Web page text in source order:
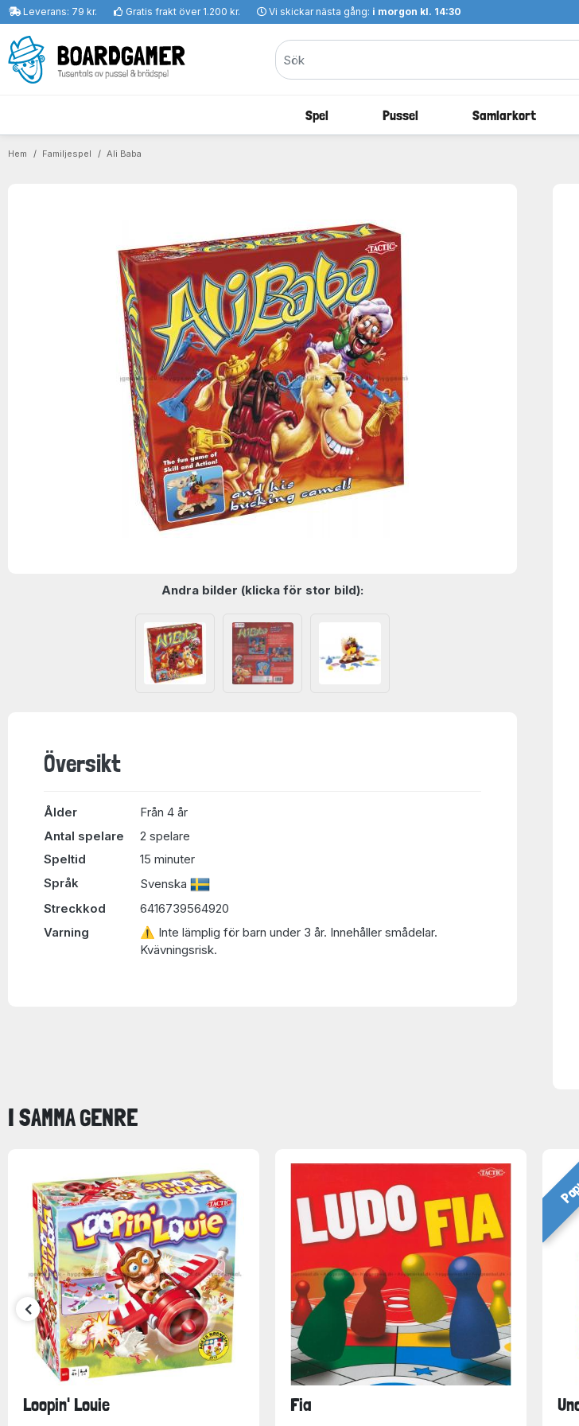
Leverans: 79 kr. Gratis frakt över 1.200 kr. Vi skickar nästa gång: i morgon kl. 14:30
Spel Pussel Samlarkort
Hem Familjespel Ali Baba
Andra bilder (klicka för stor bild):
Översikt
Ålder
Från 4 år
Antal spelare
2 spelare
Speltid
15 minuter
Språk
Svenska
Streckkod
6416739564920
Varning
⚠ Inte lämplig för barn under 3 år. Innehåller smådelar.
Kvävningsrisk.
I SAMMA GENRE
Loopin' Louie Fia